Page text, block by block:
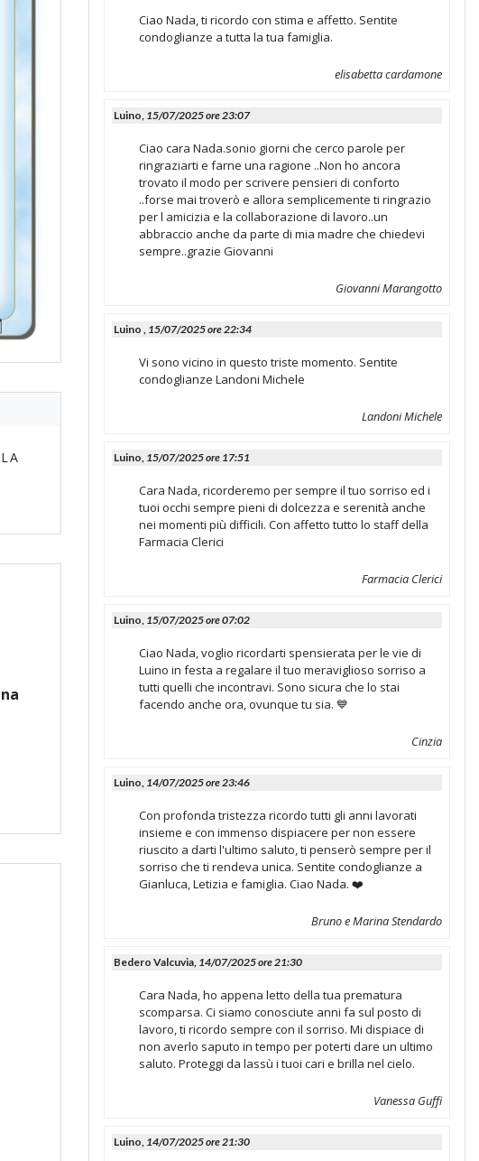
Ciao Nada, ti ricordo con stima e affetto. Sentite
condoglianze a tutta la tua famiglia.
elisabetta cardamone
Luino, 15/07/2025 ore 23:07
Ciao cara Nada.sonio giorni che cerco parole per
ringraziarti e farne una ragione ..Non ho ancora
trovato il modo per scrivere pensieri di conforto
..forse mai troverò e allora semplicemente ti ringrazio
per l amicizia e la collaborazione di lavoro..un
abbraccio anche da parte di mia madre che chiedevi
sempre..grazie Giovanni
Giovanni Marangotto
Luino , 15/07/2025 ore 22:34
Vi sono vicino in questo triste momento. Sentite
condoglianze Landoni Michele
Landoni Michele
Luino, 15/07/2025 ore 17:51
Cara Nada, ricorderemo per sempre il tuo sorriso ed i
tuoi occhi sempre pieni di dolcezza e serenità anche
nei momenti più difficili. Con affetto tutto lo staff della
Farmacia Clerici
Farmacia Clerici
Luino, 15/07/2025 ore 07:02
Ciao Nada, voglio ricordarti spensierata per le vie di
Luino in festa a regalare il tuo meraviglioso sorriso a
tutti quelli che incontravi. Sono sicura che lo stai
facendo anche ora, ovunque tu sia. 💙
Cinzia
Luino, 14/07/2025 ore 23:46
Con profonda tristezza ricordo tutti gli anni lavorati
insieme e con immenso dispiacere per non essere
riuscito a darti l'ultimo saluto, ti penserò sempre per il
sorriso che ti rendeva unica. Sentite condoglianze a
Gianluca, Letizia e famiglia. Ciao Nada. ❤️
Bruno e Marina Stendardo
Bedero Valcuvia, 14/07/2025 ore 21:30
Cara Nada, ho appena letto della tua prematura
scomparsa. Ci siamo conosciute anni fa sul posto di
lavoro, ti ricordo sempre con il sorriso. Mi dispiace di
non averlo saputo in tempo per poterti dare un ultimo
saluto. Proteggi da lassù i tuoi cari e brilla nel cielo.
Vanessa Guffi
Luino, 14/07/2025 ore 21:30